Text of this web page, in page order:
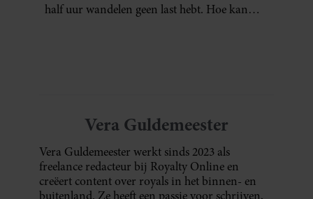
half uur wandelen geen last hebt. Hoe kan
Vera Guldemeester
Vera Guldemeester werkt sinds 2023 als
freelance redacteur bij Royalty Online en
creëert content over royals in het binnen- en
buitenland. Ze heeft een passie voor schrijven,